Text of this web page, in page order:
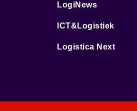
LogiNews
ICT&Logistiek
Logistica Next